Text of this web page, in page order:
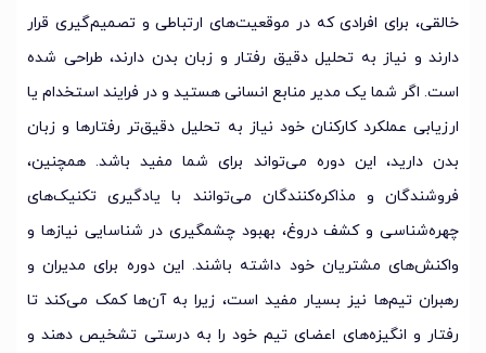
خالقی، برای افرادی که در موقعیت‌های ارتباطی و تصمیم‌گیری قرار
دارند و نیاز به تحلیل دقیق رفتار و زبان بدن دارند، طراحی شده
است. اگر شما یک مدیر منابع انسانی هستید و در فرایند استخدام یا
ارزیابی عملکرد کارکنان خود نیاز به تحلیل دقیق‌تر رفتارها و زبان
بدن دارید، این دوره می‌تواند برای شما مفید باشد. همچنین،
فروشندگان و مذاکره‌کنندگان می‌توانند با یادگیری تکنیک‌های
چهره‌شناسی و کشف دروغ، بهبود چشمگیری در شناسایی نیازها و
واکنش‌های مشتریان خود داشته باشند. این دوره برای مدیران و
رهبران تیم‌ها نیز بسیار مفید است، زیرا به آن‌ها کمک می‌کند تا
رفتار و انگیزه‌های اعضای تیم خود را به درستی تشخیص دهند و